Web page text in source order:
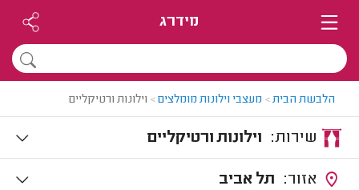
מידרג
הלבשת הבית> מעצבי וילונות מומלצים> וילונות ורטיקליים
וילונות ורטיקליים
תל אביב